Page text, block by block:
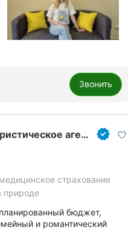
Звонить
Star Tour by Natali Ladik, туристическое агентство
медицинское страхование
природе
бюджет,
и романтический